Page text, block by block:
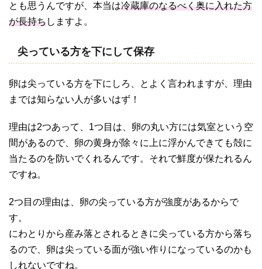
とも思うんですが、本当は冷蔵庫のなるべく奥に入れた方
が長持ちしますよ。
尖っている方を下にして保存
卵は尖っている方を下にしろ、とよく言われますが、理由
までは知らない人が多いはず！
理由は2つあって、1つ目は、卵の丸い方には気室という空
間があるので、卵の黄身が除々に上に浮かんできても殻に
当たるのを防いでくれるんです。それで鮮度が保たれるん
ですね。
2つ目の理由は、卵の尖っている方が強度があるからで
す。
にわとりから産み落とされるときに尖っている方から落ち
るので、卵は尖っている面が強い作りになっているのかも
しれないですね。